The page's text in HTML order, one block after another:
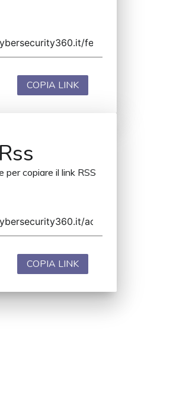
COPIA LINK
per copiare il link RSS
COPIA LINK